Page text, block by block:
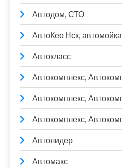
Автодом, СТО
АвтоКео Нск,
Автокласс
Автокомплекс,
Автокомплекс,
Автокомплекс,
Автолидер
Автомакс